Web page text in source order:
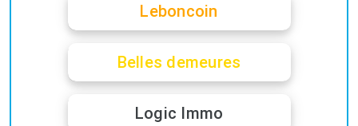
Leboncoin
Belles demeures
Logic Immo